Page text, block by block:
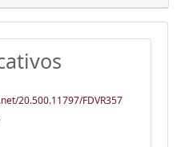
20.500.11797/FDVR357